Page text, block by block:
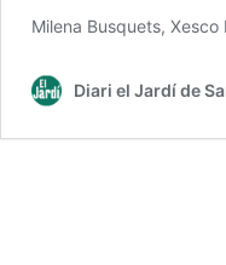
Milena Busquets,
Diari el Jardí de